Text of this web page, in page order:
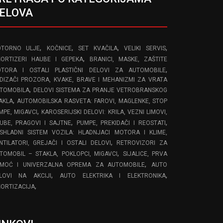
ULJE, KOČNICE,SET KVAČILA,VELIKI SERVIS,
HAUBE I GEPEKA,
BRANICI, MASKE, ZAŠTITE
I OSTALI PLASTIČNI DELOVI ZA AUTOMOBILE,
PROZORA, KVAKE, BRAVE I MEHANIZMI ZA VRATA
, DELOVI SISTEMA ZA PRANJE VETROBRANSKOG
,AUTOMOBILSKA RASVETA: FAROVI, MAGLENKE, STOP
MIGAVCI, KAROSERIJSKI DELOVI: KRILA, VEZNI LIMOVI,
PRAGOVI I SAJTNE, PUMPE, PREKIDAČI I REOSTATI,
SISTEM VOZILA: HLADNJACI MOTORA I KLIME,
GREJAČI I OSTALI DELOVI,
RETROVIZORI ZA
– STAKLA, POKLOPCI, MIGAVCI,
SIJALICE, PRVA
I UNIVERZALNA OPREMA ZA AUTOMOBILE,
AUTO
NA AKCIJI,AUTO ELEKTRIKA I ELEKTRONIKA,
,